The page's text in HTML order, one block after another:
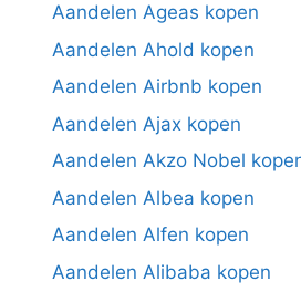
Aandelen Ageas kopen
Aandelen Ahold kopen
Aandelen Airbnb kopen
Aandelen Ajax kopen
Aandelen Akzo Nobel
Aandelen Albea kopen
Aandelen Alfen kopen
Aandelen Alibaba kopen